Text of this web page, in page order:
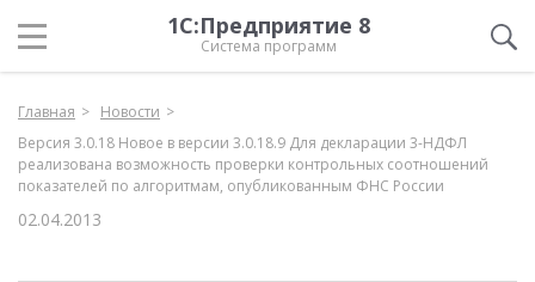
1С:Предприятие 8
Система программ
Главная
Новости
Версия 3.0.18 Новое в версии 3.0.18.9 Для декларации 3-НДФЛ
реализована возможность проверки контрольных соотношений
показателей по алгоритмам, опубликованным ФНС России
02.04.2013